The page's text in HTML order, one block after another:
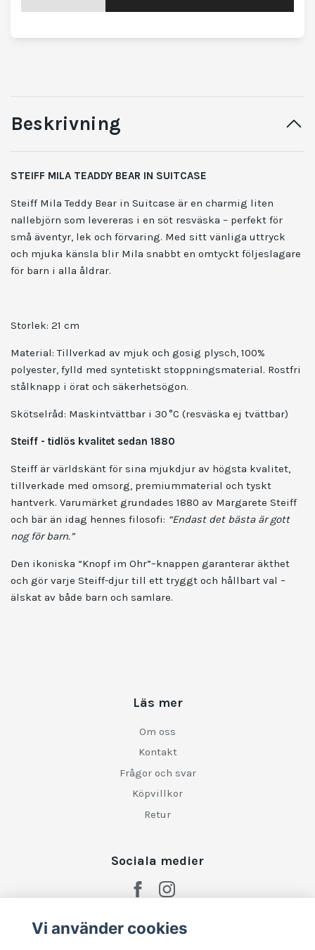
Beskrivning
STEIFF MILA TEADDY BEAR IN SUITCASE
Steiff Mila Teddy Bear in Suitcase är en charmig liten
nallebjörn som levereras i en söt resväska – perfekt för
små äventyr, lek och förvaring. Med sitt vänliga uttryck
och mjuka känsla blir Mila snabbt en omtyckt följeslagare
för barn i alla åldrar.
Storlek: 21 cm
Material: Tillverkad av mjuk och gosig plysch, 100%
polyester, fylld med syntetiskt stoppningsmaterial. Rostfri
stålknapp i örat och säkerhetsögon.
Skötselråd: Maskintvättbar i 30 °C (resväska ej tvättbar)
Steiff - tidlös kvalitet sedan 1880
Steiff är världskänt för sina mjukdjur av högsta kvalitet,
tillverkade med omsorg, premium­material och tyskt
hantverk. Varumärket grundades 1880 av Margarete Steiff
och bär än idag hennes filosofi: “Endast det bästa är gott
nog för barn.”
Den ikoniska “Knopf im Ohr”–knappen garanterar äkthet
och gör varje Steiff-djur till ett tryggt och hållbart val –
älskat av både barn och samlare.
Läs mer
Om oss
Kontakt
Frågor och svar
Köpvillkor
Retur
Sociala medier
Vi använder cookies